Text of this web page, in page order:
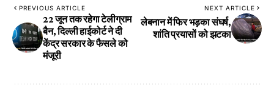
PREVIOUS ARTICLE
22 जून तक रहेगा टेलीग्राम
बैन, दिल्ली हाईकोर्ट ने दी
केंद्र सरकार के फैसले को
मंजूरी
NEXT ARTICLE
लेबनान में फिर भड़का संघर्ष,
शांति प्रयासों को झटका